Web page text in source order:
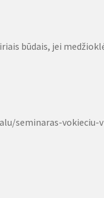
būdais, jei
seminaras-vokieciu-